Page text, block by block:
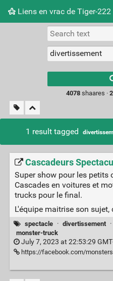
Liens en vrac de Tiger-222
Picture wall
4078 shaares ·
1 result tagged
Cascadeurs
Super show pour les petits
Cascades en voitures et
trucks pour le final.
L'équipe maitrise son sujet,
spectacle · divertissement ·
monster-truck
July 7, 2023 at 22:53:29
https://facebook.com/